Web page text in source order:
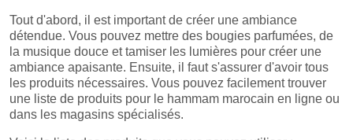
Tout d'abord, il est important de créer une ambiance
détendue. Vous pouvez mettre des bougies parfumées, de
la musique douce et tamiser les lumières pour créer une
ambiance apaisante. Ensuite, il faut s'assurer d'avoir tous
les produits nécessaires. Vous pouvez facilement trouver
une liste de produits pour le hammam marocain en ligne ou
dans les magasins spécialisés.